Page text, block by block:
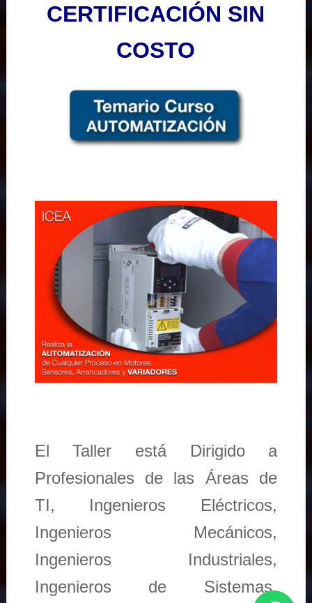
CERTIFICACIÓN SIN
COSTO
El Taller está Dirigido a
Profesionales de las Áreas de
TI, Ingenieros Eléctricos,
Ingenieros Mecánicos,
Ingenieros Industriales,
Ingenieros de Sistemas,